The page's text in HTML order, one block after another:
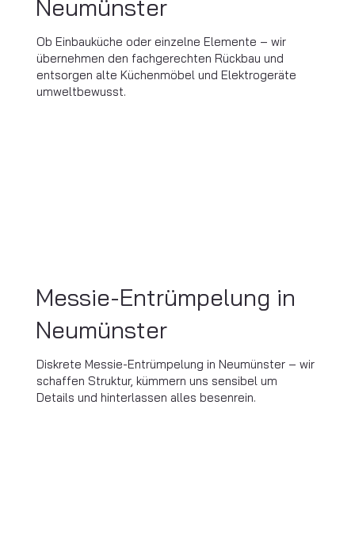
Neumünster
Ob Einbauküche oder einzelne Elemente – wir
übernehmen den fachgerechten Rückbau und
entsorgen alte Küchenmöbel und Elektrogeräte
umweltbewusst.
Messie-Entrümpelung in
Neumünster
Diskrete Messie-Entrümpelung in Neumünster – wir
schaffen Struktur, kümmern uns sensibel um
Details und hinterlassen alles besenrein.